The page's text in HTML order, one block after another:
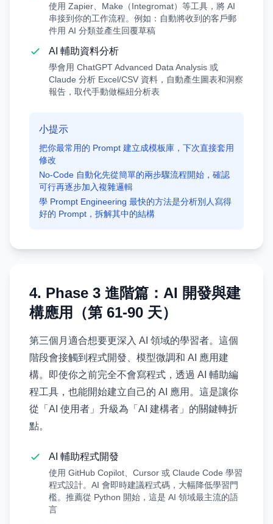
使用 Zapier、Make（Integromat）等工具，將 AI
串接到你的工作流程。例如：自動將收到的客戶郵
件用 AI 分類並產生回覆草稿
AI 輔助資料分析
學會用 ChatGPT Advanced Data Analysis 或
Claude 分析 Excel/CSV 資料，自動產生圖表和洞察
報告，取代手動做樞紐分析表
小提示
把你最常用的 Prompt 建立成模板庫，下次直接套用
修改
No-Code 自動化先從簡單的兩步驟流程開始，確認
可行再逐步加入複雜邏輯
學 Prompt Engineering 最快的方法是分析別人寫得
好的 Prompt，拆解其中的結構
4. Phase 3 進階篇：AI 開發與建
構應用（第 61-90 天）
第三個月適合想要更深入 AI 領域的學習者。這個
階段會接觸到程式開發、模型微調和 AI 應用建
構。即使你之前完全不會寫程式，透過 AI 輔助編
程工具，也能開始建立自己的 AI 應用。這是讓你
從「AI 使用者」升級為「AI 建構者」的關鍵轉折
點。
AI 輔助程式開發
使用 GitHub Copilot、Cursor 或 Claude Code 學習
程式設計。AI 會即時建議程式碼，大幅降低學習門
檻。推薦從 Python 開始，這是 AI 領域最主流的語
言